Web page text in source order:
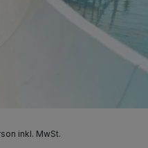
inkl. MwSt.